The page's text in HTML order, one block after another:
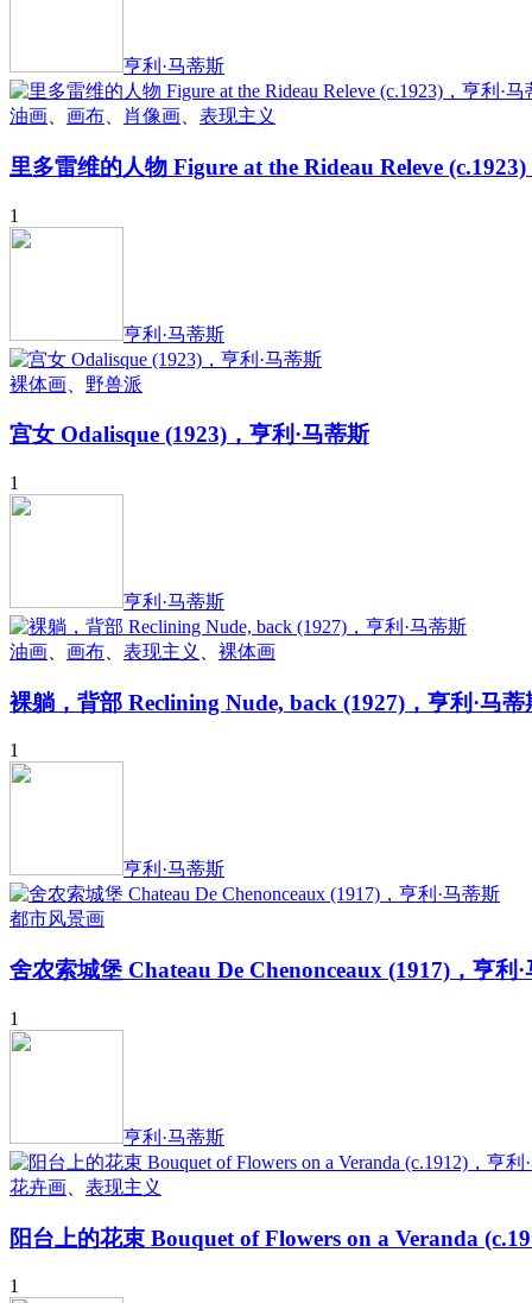
亨利·马蒂斯
油画 画布 肖像画 表现主义
里多雷维的人物 Figure at the Rideau Releve
1
亨利·马蒂斯
裸体画 野兽派
宫女 Odalisque (1923)，亨利·马蒂斯
1
亨利·马蒂斯
油画 画布 表现主义 裸体画
裸躺，背部 Reclining Nude, back (1927)，亨利·马蒂
1
亨利·马蒂斯
都市风景画
舍农索城堡 Chateau De Chenonceaux (1917)，亨利
1
亨利·马蒂斯
花卉画 表现主义
阳台上的花束 Bouquet of Flowers on a Veranda
1